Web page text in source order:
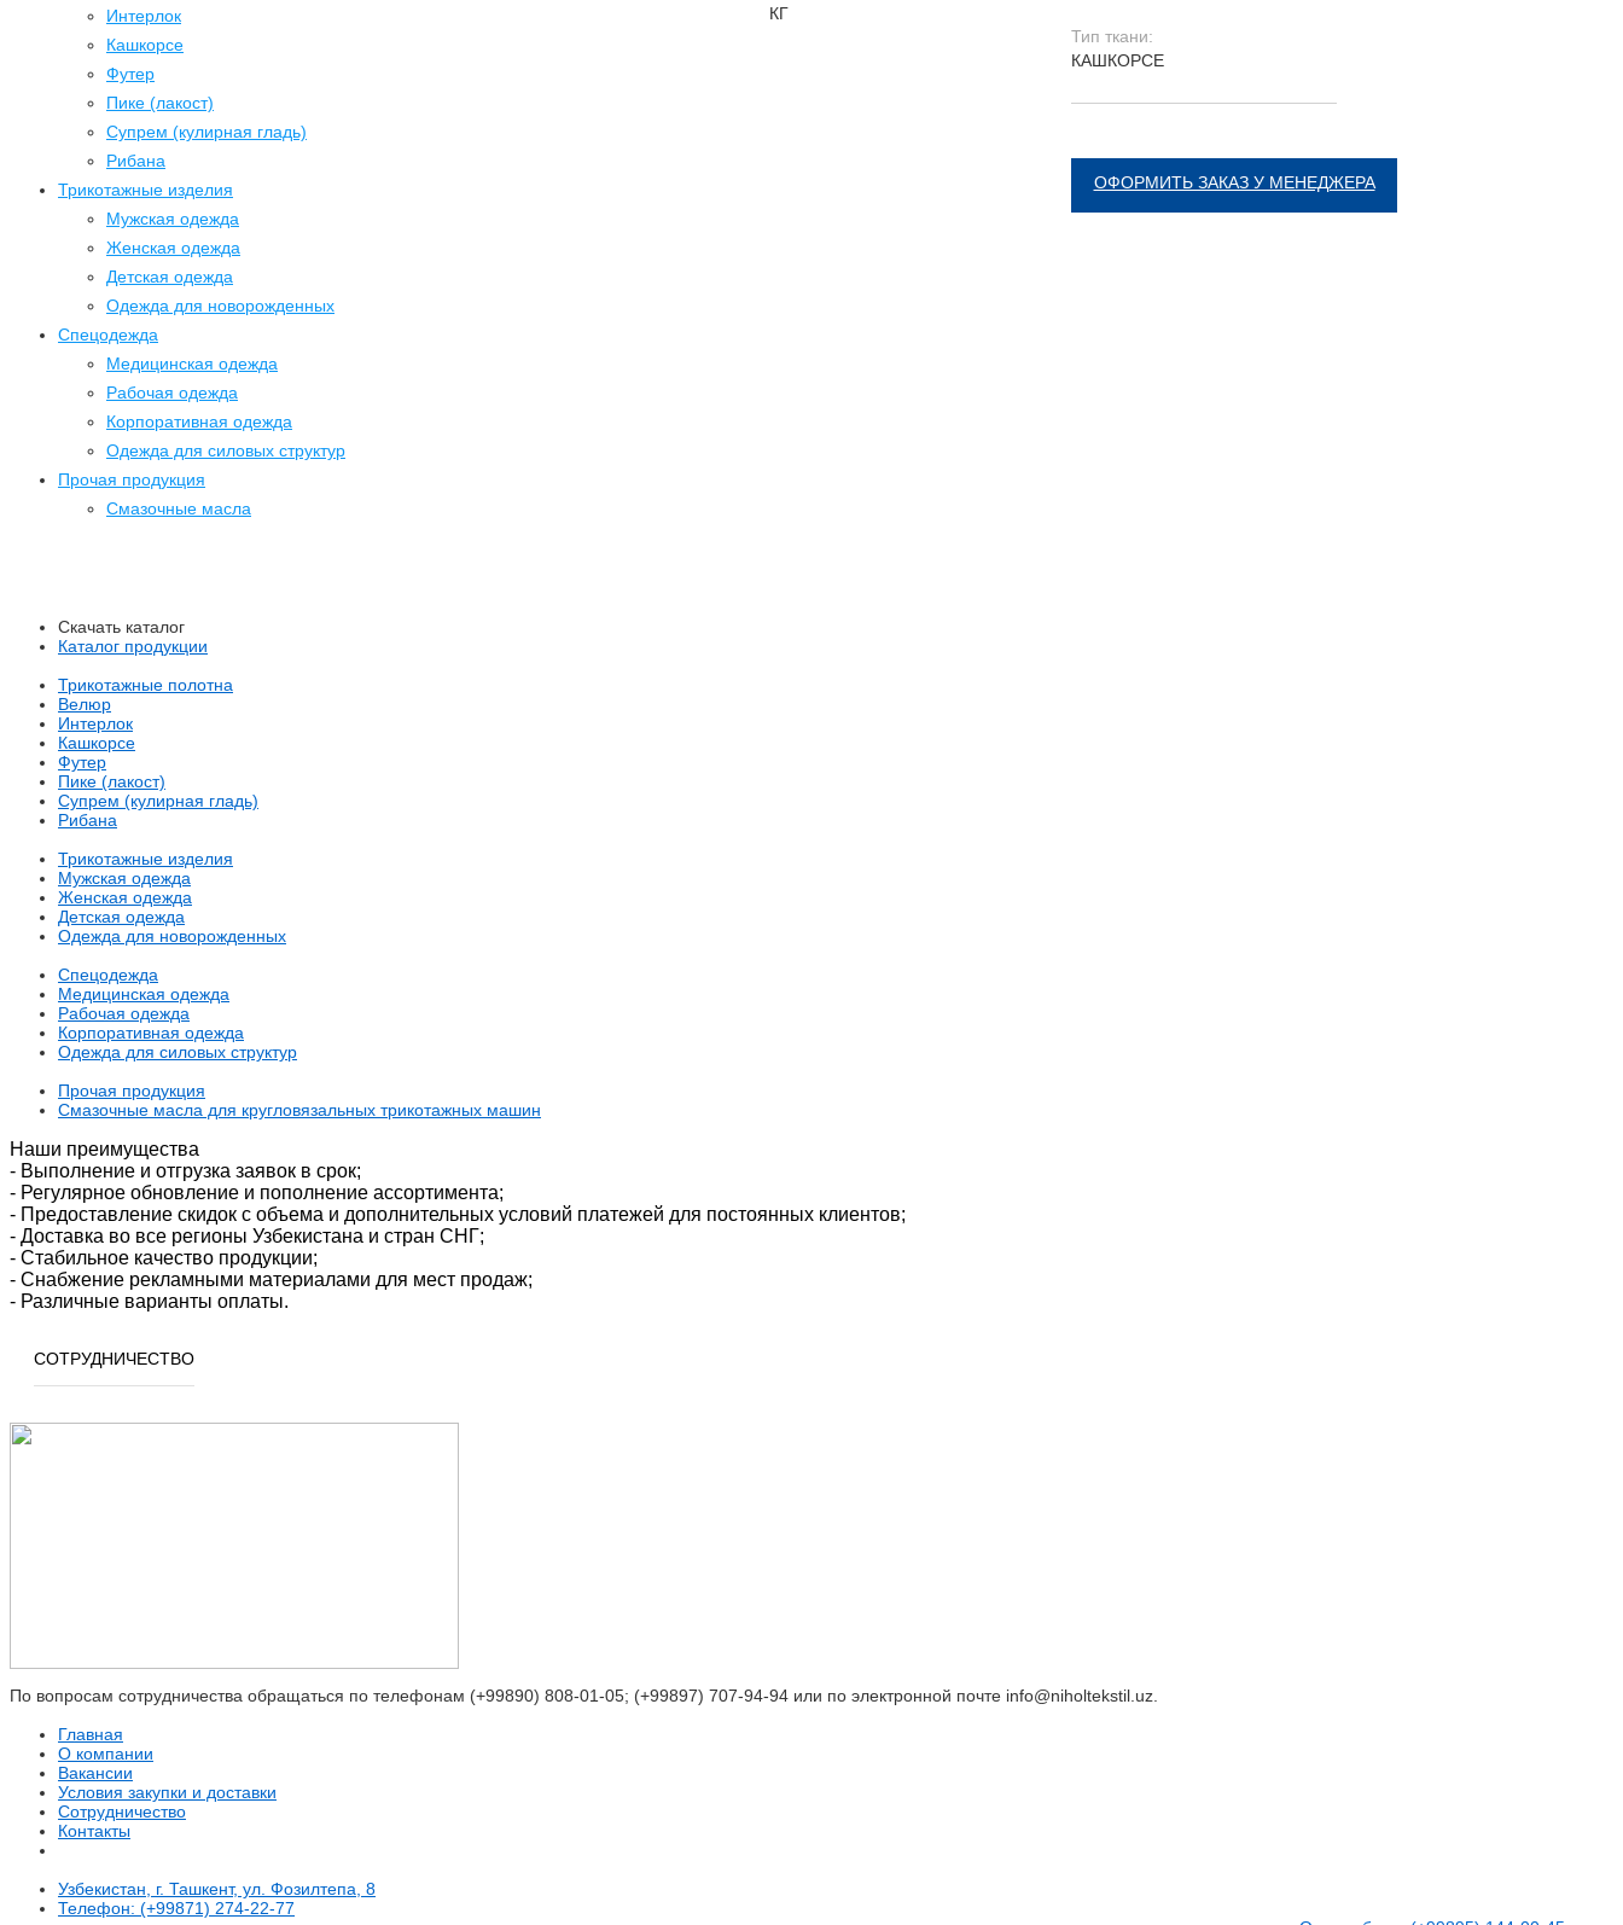
Интерлок
Кашкорсе
Футер
Пике (лакост)
Супрем (кулирная гладь)
Рибана
Трикотажные изделия
Мужская одежда
Женская одежда
Детская одежда
Одежда для новорожденных
Спецодежда
Медицинская одежда
Рабочая одежда
Корпоративная одежда
Одежда для силовых структур
Прочая продукция
Смазочные масла
КГ
Тип ткани:
КАШКОРСЕ
ОФОРМИТЬ ЗАКАЗ У МЕНЕДЖЕРА
Скачать каталог
Каталог продукции
Трикотажные полотна
Велюр
Интерлок
Кашкорсе
Футер
Пике (лакост)
Супрем (кулирная гладь)
Рибана
Трикотажные изделия
Мужская одежда
Женская одежда
Детская одежда
Одежда для новорожденных
Спецодежда
Медицинская одежда
Рабочая одежда
Корпоративная одежда
Одежда для силовых структур
Прочая продукция
Смазочные масла для кругловязальных трикотажных машин
Наши преимущества
- Выполнение и отгрузка заявок в срок;
- Регулярное обновление и пополнение ассортимента;
- Предоставление скидок с объема и дополнительных условий платежей для постоянных клиентов;
- Доставка во все регионы Узбекистана и стран СНГ;
- Стабильное качество продукции;
- Снабжение рекламными материалами для мест продаж;
- Различные варианты оплаты.
СОТРУДНИЧЕСТВО
По вопросам сотрудничества обращаться по телефонам (+99890) 808-01-05; (+99897) 707-94-94 или по электронной почте info@niholtekstil.uz.
Главная
О компании
Вакансии
Условия закупки и доставки
Сотрудничество
Контакты
Узбекистан, г. Ташкент, ул. Фозилтепа, 8
Телефон: (+99871) 274-22-77